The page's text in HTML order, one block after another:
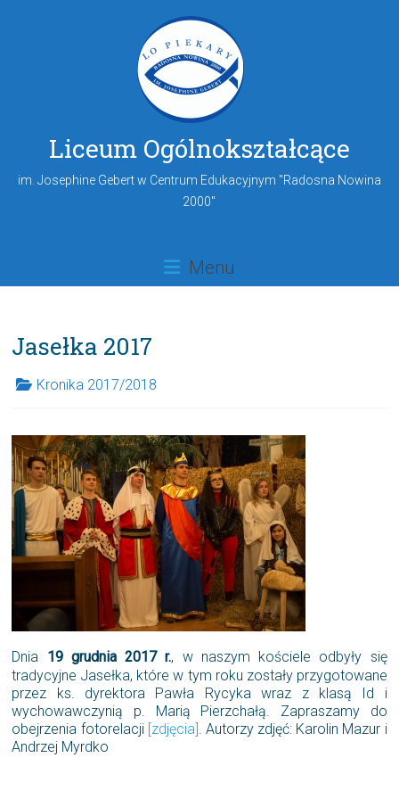
Liceum Ogólnokształcące
im. Josephine Gebert w Centrum Edukacyjnym "Radosna Nowina
2000"
Menu
Jasełka 2017
Kronika 2017/2018
Dnia 19 grudnia 2017 r., w naszym kościele odbyły się
tradycyjne Jasełka, które w tym roku zostały przygotowane
przez ks. dyrektora Pawła Rycyka wraz z klasą Id i
wychowawczynią p. Marią Pierzchałą. Zapraszamy do
obejrzenia fotorelacji [zdjęcia]. Autorzy zdjęć: Karolin Mazur i
Andrzej Myrdko